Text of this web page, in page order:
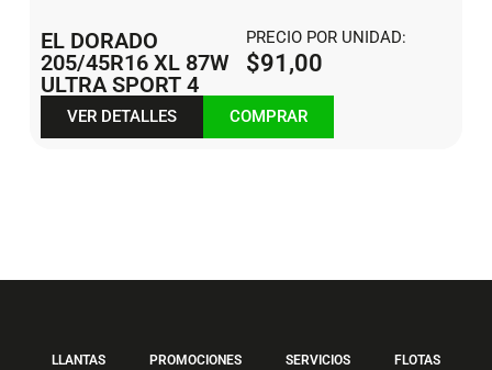
EL DORADO
205/45R16 XL 87W
ULTRA SPORT 4
PRECIO POR UNIDAD:
$91,00
VER DETALLES COMPRAR
LLANTAS PROMOCIONES SERVICIOS FLOTAS